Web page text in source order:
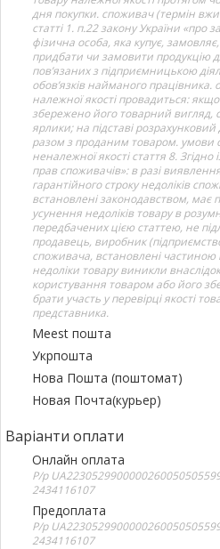
дня покупки. споживач (термін
статті 1. п.22 закону України «про
фізична особа, яка купує,
придбати чи замовити продукцію
пов’язаних з підприємницькою
обов’язків найманого
належної якості провадиться:
збережено його товарний вигляд,
ярлики; на підставі
разом з проданим товаром. умови
неналежної якості стаття 8.
прав споживачів»: в разі
гарантійного строку недоліків
встановлені законодавством, має
усунення недоліків товару в
передбачених цією статтею, не
продавець, виробник
споживача, встановлені частиною
недоліки товару виникли
користування товаром або його
брати участь у перевірці якості
представника.
Meest пошта
Укрпошта
Нова Пошта (поштомат)
Новая Почта(курьер)
Варіанти оплати
Онлайн оплата
Р/р
2434116107
Предоплата
Р/р
2434116107